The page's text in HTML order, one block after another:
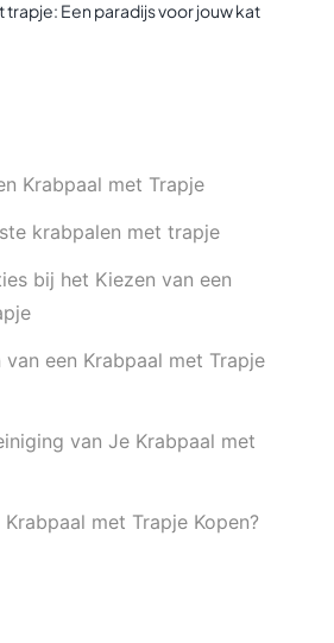
trapje: Een paradijs voor jouw kat
Krabpaal met Trapje
krabpalen met trapje
bij het Kiezen van een
een Krabpaal met Trapje
van Je Krabpaal met
Krabpaal met Trapje Kopen?